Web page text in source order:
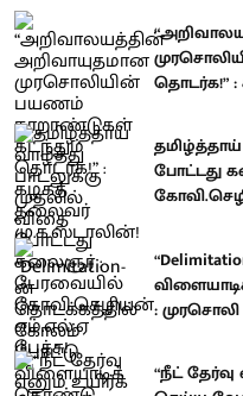
தொடர்க!”
போட்டது
:
“நீட்